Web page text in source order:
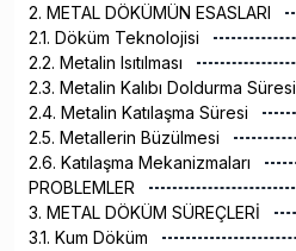
2. METAL DÖKÜMÜN ESASLARI
2.1. Döküm Teknolojisi
2.2. Metalin Isıtılması
2.3. Metalin Kalıbı Doldurma Süresi
2.4. Metalin Katılaşma Süresi
2.5. Metallerin Büzülmesi
2.6. Katılaşma Mekanizmaları
PROBLEMLER
3. METAL DÖKÜM SÜREÇLERİ
3.1. Kum Döküm